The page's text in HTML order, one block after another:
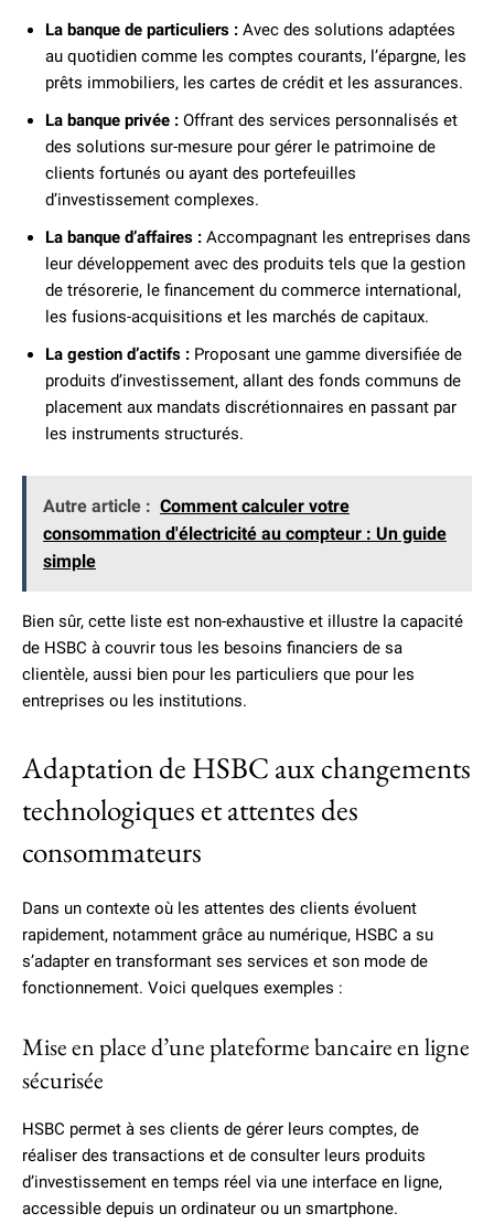
La banque de particuliers : Avec des solutions adaptées
au quotidien comme les comptes courants, l’épargne, les
prêts immobiliers, les cartes de crédit et les assurances.
La banque privée : Offrant des services personnalisés et
des solutions sur-mesure pour gérer le patrimoine de
clients fortunés ou ayant des portefeuilles
d’investissement complexes.
La banque d’affaires : Accompagnant les entreprises dans
leur développement avec des produits tels que la gestion
de trésorerie, le financement du commerce international,
les fusions-acquisitions et les marchés de capitaux.
La gestion d’actifs : Proposant une gamme diversifiée de
produits d’investissement, allant des fonds communs de
placement aux mandats discrétionnaires en passant par
les instruments structurés.
Autre article : Comment calculer votre
consommation d'électricité au compteur : Un guide
simple
Bien sûr, cette liste est non-exhaustive et illustre la capacité
de HSBC à couvrir tous les besoins financiers de sa
clientèle, aussi bien pour les particuliers que pour les
entreprises ou les institutions.
Adaptation de HSBC aux changements
technologiques et attentes des
consommateurs
Dans un contexte où les attentes des clients évoluent
rapidement, notamment grâce au numérique, HSBC a su
s’adapter en transformant ses services et son mode de
fonctionnement. Voici quelques exemples :
Mise en place d’une plateforme bancaire en ligne
sécurisée
HSBC permet à ses clients de gérer leurs comptes, de
réaliser des transactions et de consulter leurs produits
d’investissement en temps réel via une interface en ligne,
accessible depuis un ordinateur ou un smartphone.